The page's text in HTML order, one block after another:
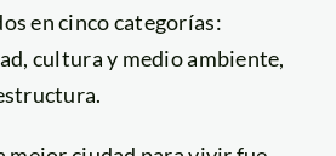
en cinco categorías:
cultura y medio ambiente,